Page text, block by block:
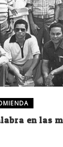
en las